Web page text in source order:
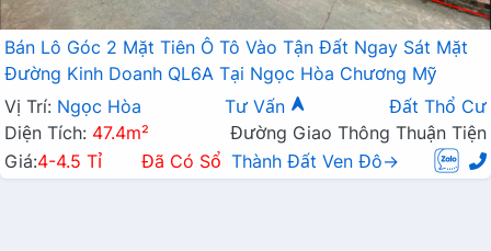
Bán Lô Góc 2 Mặt Tiên Ô Tô Vào Tận Đất Ngay Sát Mặt
Đường Kinh Doanh QL6A Tại Ngọc Hòa Chương Mỹ
Vị Trí: Ngọc Hòa Tư Vấn
Đất Thổ Cư
Diện Tích: 47.4m²
Đường Giao Thông Thuận Tiện
Giá:4-4.5 Tỉ Đã Có Sổ Thành Đất Ven Đô→